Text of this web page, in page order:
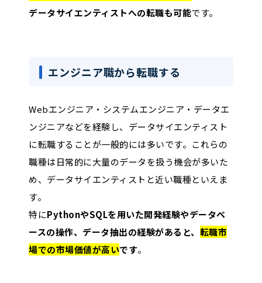
データサイエンティストへの転職も可能です。
エンジニア職から転職する
Webエンジニア・システムエンジニア・データエ
ンジニアなどを経験し、データサイエンティスト
に転職することが一般的には多いです。これらの
職種は日常的に大量のデータを扱う機会が多いた
め、データサイエンティストと近い職種といえま
す。
特にPythonやSQLを用いた開発経験やデータベ
ースの操作、データ抽出の経験があると、 転職市
場での市場価値が高いです。